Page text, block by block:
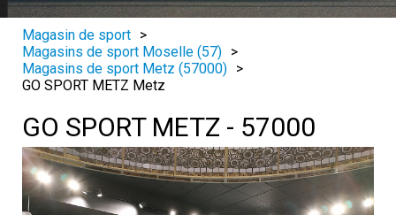
Magasin de sport >
Magasins de sport Moselle (57) >
Magasins de sport Metz (57000) >
GO SPORT METZ Metz
GO SPORT METZ - 57000